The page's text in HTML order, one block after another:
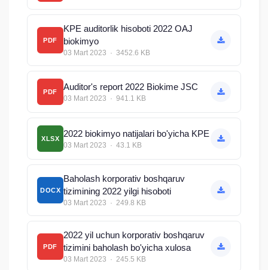
PDF
KPE auditorlik hisoboti 2022 OAJ
biokimyo
03 Mart 2023 · 3452.6 KB
PDF
Auditor's report 2022 Biokime JSC
03 Mart 2023 · 941.1 KB
XLSX
2022 biokimyo natijalari bo'yicha KPE
03 Mart 2023 · 43.1 KB
DOCX
Baholash korporativ boshqaruv
tizimining 2022 yilgi hisoboti
03 Mart 2023 · 249.8 KB
PDF
2022 yil uchun korporativ boshqaruv
tizimini baholash bo'yicha xulosa
03 Mart 2023 · 245.5 KB